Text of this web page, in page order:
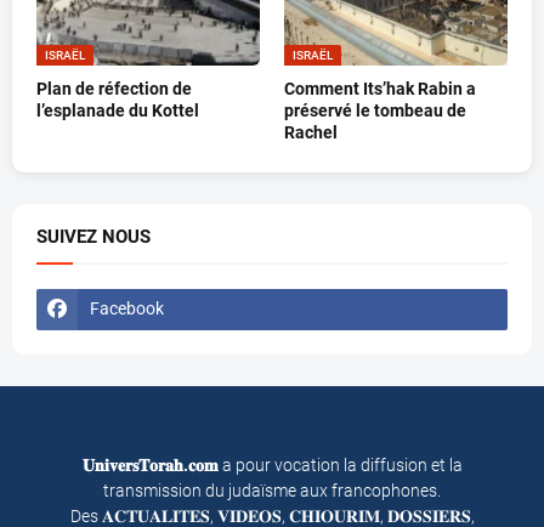
ISRAËL
Plan de réfection de
l’esplanade du Kottel
ISRAËL
Comment Its’hak Rabin a
préservé le tombeau de
Rachel
SUIVEZ NOUS
Facebook
𝐔𝐧𝐢𝐯𝐞𝐫𝐬𝐓𝐨𝐫𝐚𝐡.𝐜𝐨𝐦a pour vocation la diffusion et la
transmission du judaïsme aux francophones.
Des 𝐀𝐂𝐓𝐔𝐀𝐋𝐈𝐓𝐄𝐒, 𝐕𝐈𝐃𝐄𝐎𝐒, 𝐂𝐇𝐈𝐎𝐔𝐑𝐈𝐌, 𝐃𝐎𝐒𝐒𝐈𝐄𝐑𝐒,